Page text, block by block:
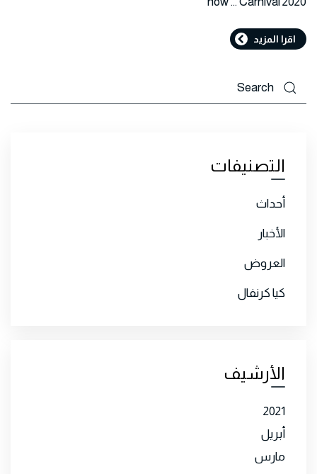
اقرا المزيد
التصنيفات
أحداث
الأخبار
العروض
كيا كرنفال
الأرشيف
2021
أبريل
مارس